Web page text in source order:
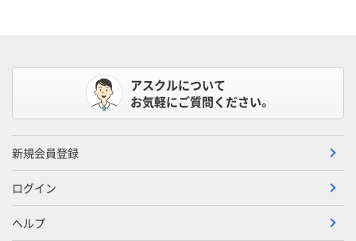
アスクルについて
お気軽にご質問ください。
新規会員登録
ログイン
ヘルプ